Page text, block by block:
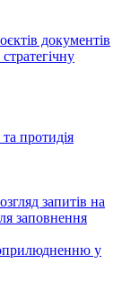
документів
протидія
запитів на
заповнення
у